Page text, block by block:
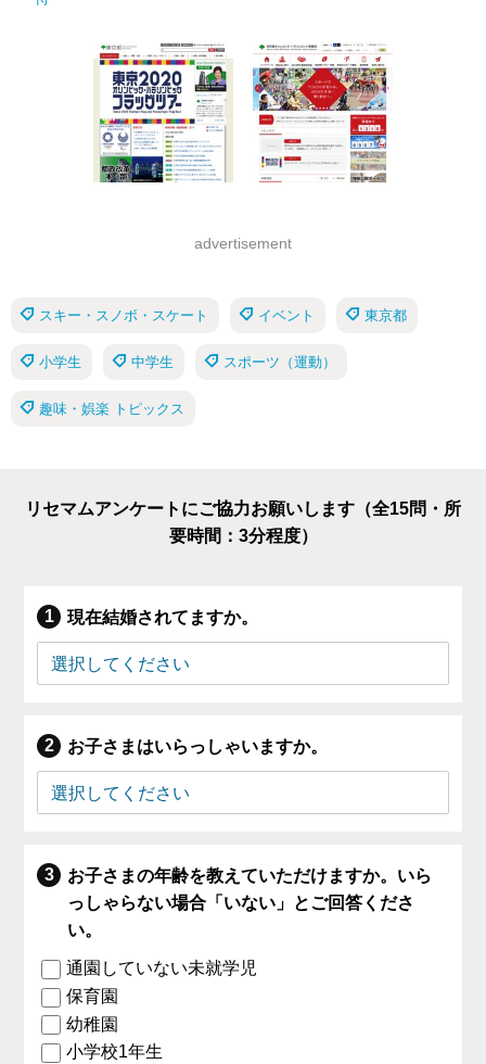
advertisement
スキー・スノボ・スケート イベント 東京都
小学生 中学生 スポーツ（運動）
趣味・娯楽 トピックス
リセマムアンケートにご協力お願いします（全15問・所
要時間：3分程度）
現在結婚されてますか。
お子さまはいらっしゃいますか。
お子さまの年齢を教えていただけますか。いら
っしゃらない場合「いない」とご回答くださ
い。
通園していない未就学児
保育園
幼稚園
小学校1年生